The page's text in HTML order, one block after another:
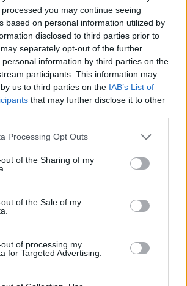
you may continue seeing
based on personal information utilized by
disclosed to third parties prior to
separately opt-out of the further
information by third parties on the
participants. This information may
us to third parties on the IAB’s List of
that may further disclose it to other
Processing Opt Outs
of the Sharing of my
of the Sale of my
of processing my
for Targeted Advertising.
Virág Judit Galéria
Cím: Nemes Zsófia
Mű-Terem Galéria Kft.
Budapest, Falk Miksa u. 30
Telefon: 36-1-312-2071, 269-4681 269-4681
http://www.viragjuditgaleria.hu
kvalitású 19. és 20. századi magyar
aukciók évente 3 alkalommal.